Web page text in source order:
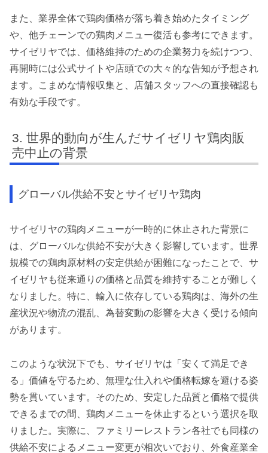
また、業界全体で鶏肉価格が落ち着き始めたタイミング
や、他チェーンでの鶏肉メニュー復活も参考にできます。
サイゼリヤでは、価格維持のための企業努力を続けつつ、
再開時には公式サイトや店頭での大々的な告知が予想され
ます。こまめな情報収集と、店舗スタッフへの直接確認も
有効な手段です。
世界的動向が生んだサイゼリヤ鶏肉販
売中止の背景
グローバル供給不安とサイゼリヤ鶏肉
サイゼリヤの鶏肉メニューが一時的に休止された背景に
は、グローバルな供給不安が大きく影響しています。世界
規模での鶏肉原材料の安定供給が困難になったことで、サ
イゼリヤも従来通りの価格と品質を維持することが難しく
なりました。特に、輸入に依存している鶏肉は、海外の生
産状況や物流の混乱、為替変動の影響を大きく受ける傾向
があります。
このような状況下でも、サイゼリヤは「安くて満足でき
る」価値を守るため、無理な仕入れや価格転嫁を避ける姿
勢を貫いています。そのため、安定した品質と価格で提供
できるまでの間、鶏肉メニューを休止するという選択を取
りました。実際に、ファミリーレストラン各社でも同様の
供給不安によるメニュー変更が相次いでおり、外食産業全